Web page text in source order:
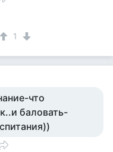
1
что
баловать-